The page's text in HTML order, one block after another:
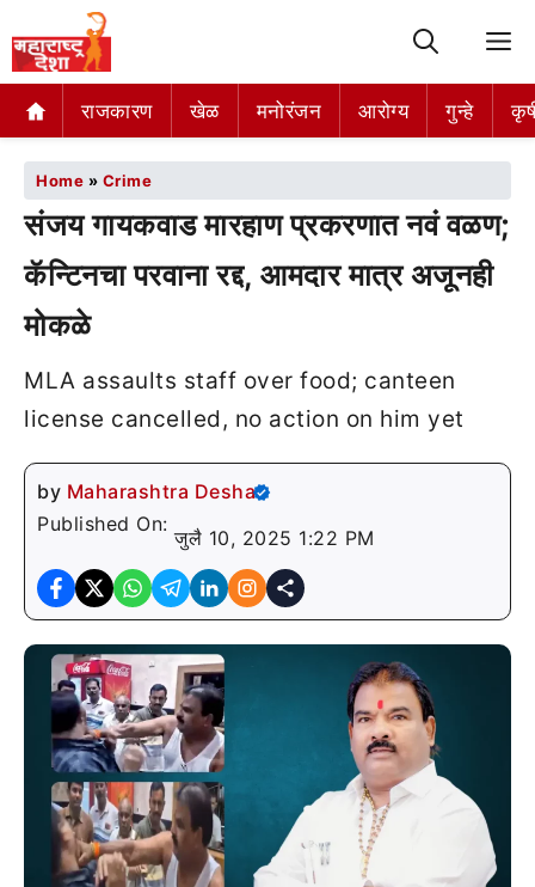
राजकारण खेळ मनोरंजन आरोग्य गुन्हे
Home » Crime
संजय गायकवाड मारहाण प्रकरणात नवं वळण;
कॅन्टिनचा परवाना रद्द, आमदार मात्र अजूनही
मोकळे
MLA assaults staff over food; canteen
license cancelled, no action on him yet
by Maharashtra Desha
Published On:
जुलै 10, 2025 1:22 PM